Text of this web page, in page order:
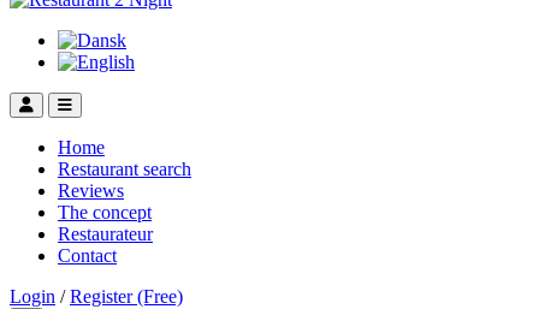
Home
Restaurant search
Reviews
The concept
Restaurateur
Contact
Login / Register (Free)